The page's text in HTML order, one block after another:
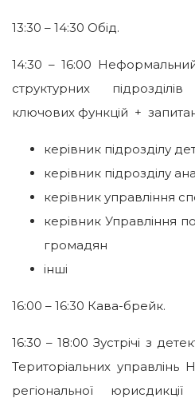
13:30 – 14:30 Обід.
14:30 – 16:00
структурних
ключових функцій +
керівник підрозділу
керівник підрозділу
керівник управління
керівник Управління
громадян
інші
16:00 – 16:30 Кава-брейк.
16:30 – 18:00 Зустрічі з
Територіальних
регіональної